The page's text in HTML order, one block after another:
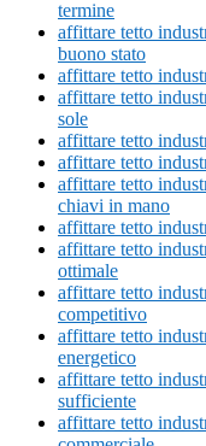
termine
affittare tetto
buono stato
affittare tetto
affittare tetto
sole
affittare tetto
affittare tetto
affittare tetto
chiavi in mano
affittare tetto
affittare tetto
ottimale
affittare tetto
competitivo
affittare tetto
energetico
affittare tetto
sufficiente
affittare tetto